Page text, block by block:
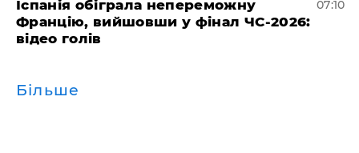
Іспанія обіграла непереможну
Францію, вийшовши у фінал ЧС-2026:
відео голів
07:10
Більше